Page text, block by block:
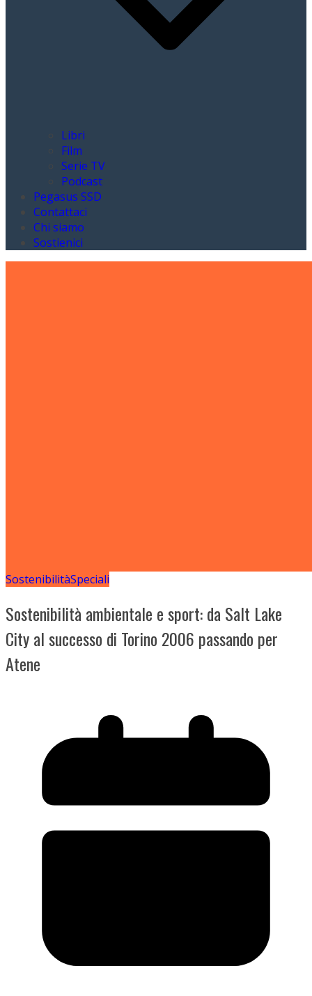
Libri
Film
Serie TV
Podcast
Pegasus SSD
Contattaci
Chi siamo
Sostienici
SostenibilitàSpeciali
Sostenibilità ambientale e sport: da Salt Lake
City al successo di Torino 2006 passando per
Atene